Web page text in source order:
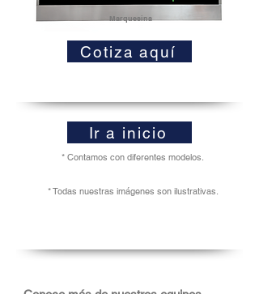
Marquesina
Cotiza aquí
Ir a inicio
* Contamos con diferentes modelos.
* Todas nuestras imágenes son ilustrativas.